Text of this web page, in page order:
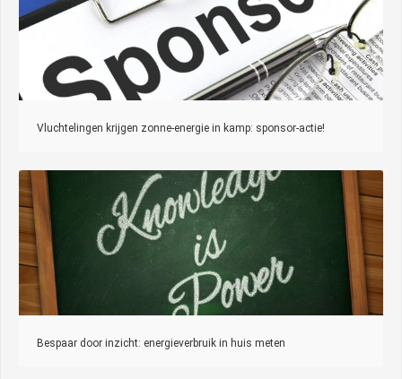
Vluchtelingen krijgen zonne-energie in kamp: sponsor-actie!
Bespaar door inzicht: energieverbruik in huis meten